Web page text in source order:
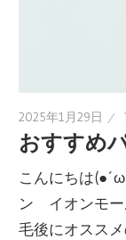
2025年1月29日
おすすめ
こんにちは
ン イオンモー
毛後にオスス